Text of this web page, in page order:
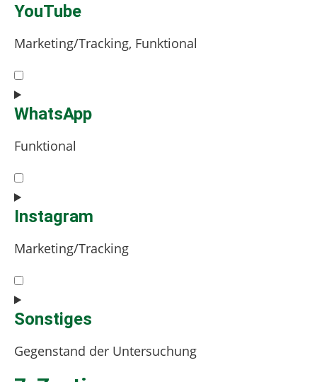
service
YouTube
Marketing/Tracking, Funktional
Consent
to
service
WhatsApp
Funktional
Consent
to
service
Instagram
Marketing/Tracking
Consent
to
service
Sonstiges
Gegenstand der Untersuchung